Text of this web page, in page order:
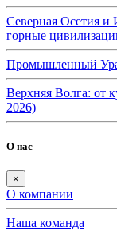
Северная Осетия и
горные
Промышленный
Верхняя Волга: от
2026)
О нас
×
О компании
Наша команда